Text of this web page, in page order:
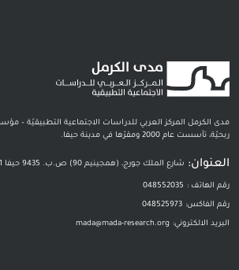
مدى الكرمل المركز العربي للدراسات الاجتماعية التطبيقيّة –
ربحيّة، تأسست عام 2000 ومقرّها في مدينة حيفا.
العنوان: شارع الملك جورج، (همجينيم 90) ص.ب. 9435 حيفا 3109401
رقم الهاتف : 048552035
رقم الفاكس: 048525973
البريد الالكتروني: mada@mada-research.org